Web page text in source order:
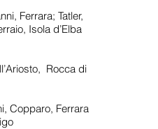
Ferrara; Tatler,
Isola d’Elba
Rocca di
Copparo, Ferrara